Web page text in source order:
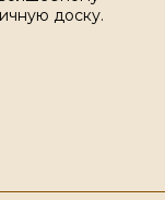
доску.